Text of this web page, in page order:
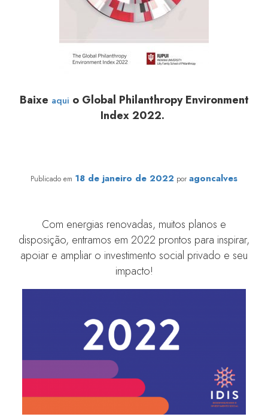
Baixe aqui o Global Philanthropy Environment
Index 2022.
Publicado em 18 de janeiro de 2022 por agoncalves
Com energias renovadas, muitos planos e
disposição, entramos em 2022 prontos para inspirar,
apoiar e ampliar o investimento social privado e seu
impacto!